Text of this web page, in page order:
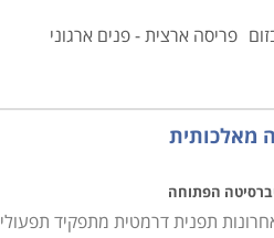
לו כל רקע בתחום, יוכל בסיום
ולהשתלב במחלקות הרכש של
הארץ: חיפה, תל אביב , נתניה,
פריסה ארצית - פנים ארגוני
מאלכותית
הפתוחה
תפנית דרמטית מתפקיד